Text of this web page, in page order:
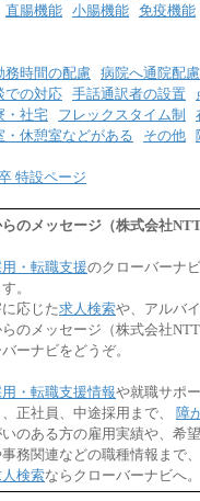
直腸機能 小腸機能 免疫機能
務時間の配慮 病院へ通院配慮
での対応 手話通訳者の設置
・社宅 フレックスタイム制
・休憩室などがある その他
特設ページ
のメッセージ（株式会社
・転職支援のクローバーナ
。
応じた求人検索や、アルバ
のメッセージ（株式会社
ーナビをどうぞ。
・転職支援情報や就職サポ
正社員、中途採用まで、 障
のある方の雇用実績や、希
務関連などの職種情報まで
検索ならクローバーナビへ。